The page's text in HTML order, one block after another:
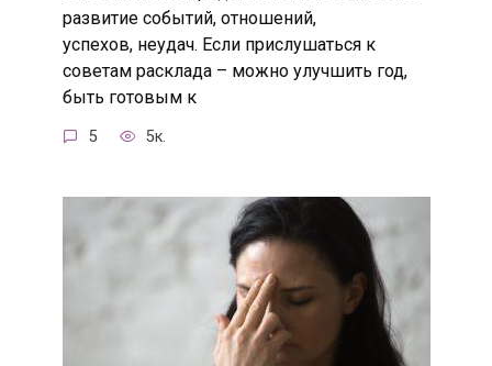
развитие событий, отношений,
успехов, неудач. Если прислушаться к
советам расклада – можно улучшить год,
быть готовым к
5 5к.